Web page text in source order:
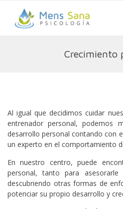
Crecimiento
Al igual que decidimos cuidar
entrenador personal, podemos
desarrollo personal contando con
un experto en el comportamiento
En nuestro centro, puede
personal, tanto para asesorarle
descubriendo otras formas de
potenciar su propio desarrollo y